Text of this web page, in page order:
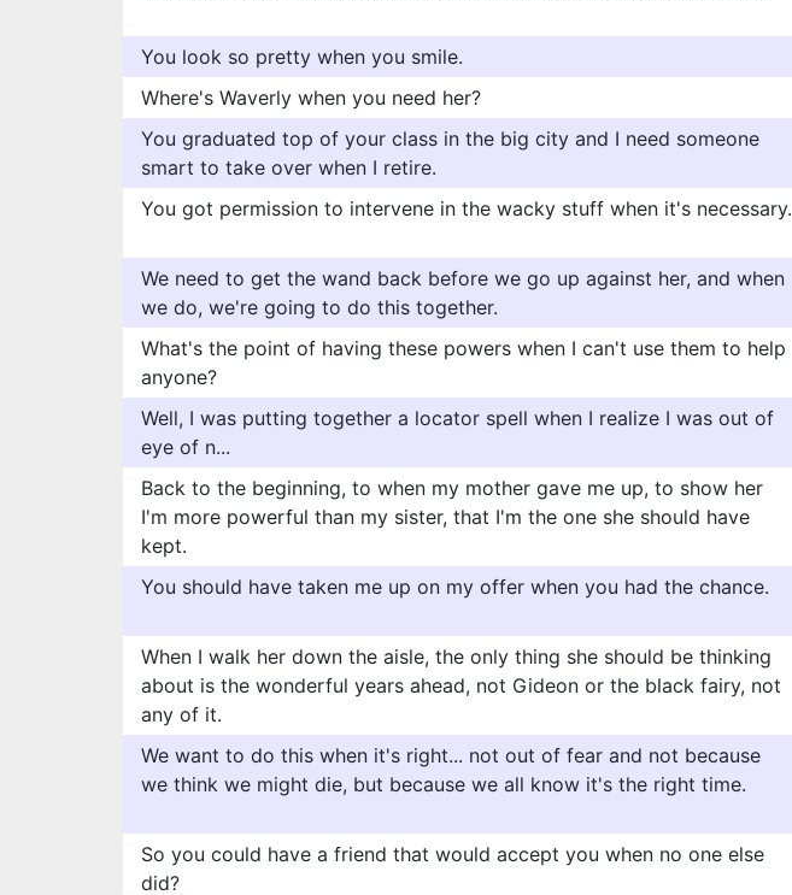
You look so pretty when you smile.
Where's Waverly when you need her?
You graduated top of your class in the big city and I need someone
smart to take over when I retire.
You got permission to intervene in the wacky stuff when it's necessary.
We need to get the wand back before we go up against her, and when
we do, we're going to do this together.
What's the point of having these powers when I can't use them to help
anyone?
Well, I was putting together a locator spell when I realize I was out of
eye of n...
Back to the beginning, to when my mother gave me up, to show her
I'm more powerful than my sister, that I'm the one she should have
kept.
You should have taken me up on my offer when you had the chance.
When I walk her down the aisle, the only thing she should be thinking
about is the wonderful years ahead, not Gideon or the black fairy, not
any of it.
We want to do this when it's right... not out of fear and not because
we think we might die, but because we all know it's the right time.
So you could have a friend that would accept you when no one else
did?